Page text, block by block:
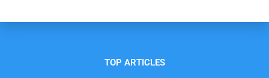
TOP ARTICLES